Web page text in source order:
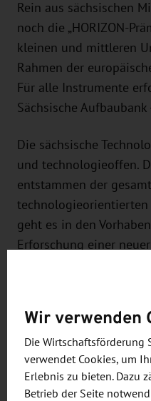
Rein aus sächsischen
noch die „HORIZON-
kleinen und mittleren
Rahmen der
Für alle Instrumente
Sächsische Aufbaubank
Die sächsische
und technologieoffen.
entstammen der
technologieorientierten
geht es in den
Erforschung einer
intelligenter
oder um die
„Ich bin begeistert
Exzellenz unserer
Wir verwenden
Die Wirtschaftsförderung
verwendet Cookies, um
Erlebnis zu bieten. Dazu
Betrieb der Seite